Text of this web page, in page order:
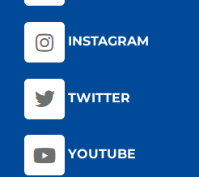
INSTAGRAM
TWITTER
YOUTUBE